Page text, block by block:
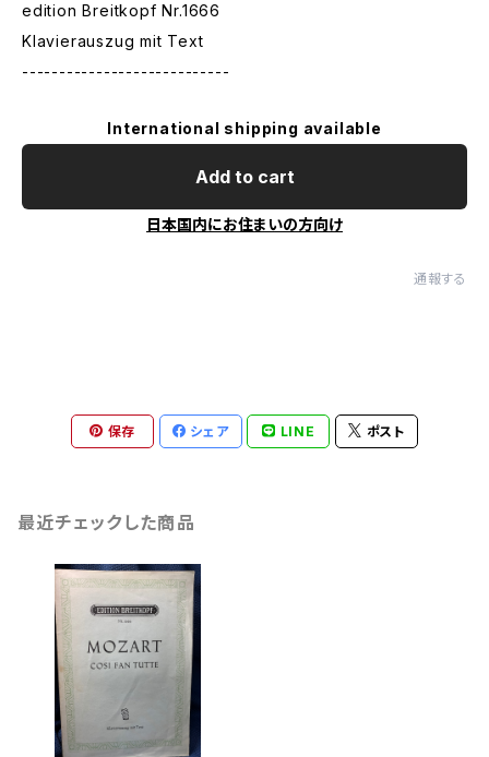
edition Breitkopf Nr.1666
Klavierauszug mit Text
----------------------------
International shipping available
Add to cart
日本国内にお住まいの方向け
通報する
保存 シェア LINE ポスト
最近チェックした商品